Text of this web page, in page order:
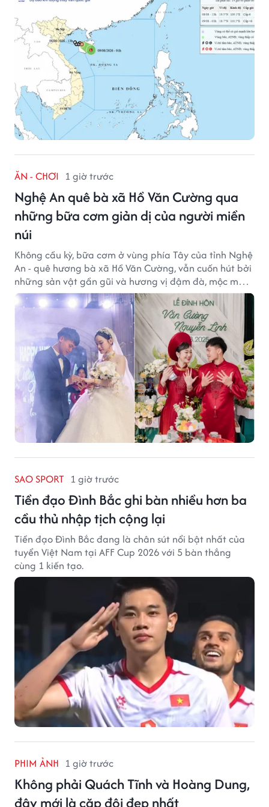
ĂN - CHƠI 1 giờ trước
Nghệ An quê bà xã Hồ Văn Cường qua
những bữa cơm giản dị của người miền
núi
Không cầu kỳ, bữa cơm ở vùng phía Tây của tỉnh Nghệ
An - quê hương bà xã Hồ Văn Cường, vẫn cuốn hút bởi
những sản vật gần gũi và hương vị đậm đà, mộc mạc
của núi rừng.
SAO SPORT 1 giờ trước
Tiền đạo Đình Bắc ghi bàn nhiều hơn ba
cầu thủ nhập tịch cộng lại
Tiền đạo Đình Bắc đang là chân sút nổi bật nhất của
tuyển Việt Nam tại AFF Cup 2026 với 5 bàn thắng
cùng 1 kiến tạo.
PHIM ẢNH 1 giờ trước
Không phải Quách Tĩnh và Hoàng Dung,
đây mới là cặp đôi đẹp nhất